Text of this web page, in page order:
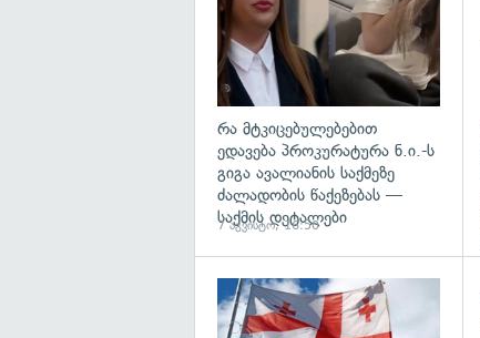
რა მტკიცებულებებით
ედავება პროკურატურა ნ.ი.-ს
გიგა ავალიანის საქმეზე
ძალადობის წაქეზებას —
საქმის დეტალები
7 აგვისტო, 16:50